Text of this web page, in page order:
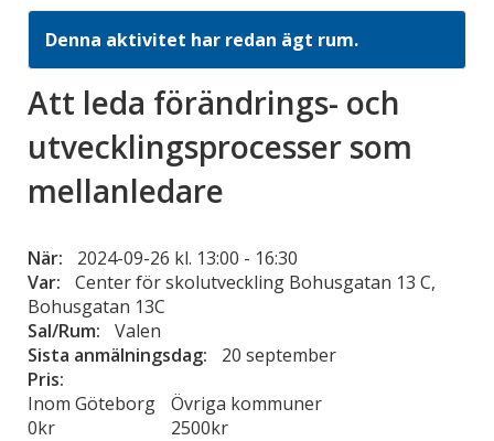
Denna aktivitet har redan ägt rum.
Att leda förändrings- och
utvecklingsprocesser som
mellanledare
När: 2024-09-26 kl. 13:00 - 16:30
Var:
Center för skolutveckling Bohusgatan 13 C,
Bohusgatan 13C
Sal/Rum:
Valen
Sista anmälningsdag:
20 september
Pris:
Inom Göteborg
0kr
Övriga kommuner
2500kr